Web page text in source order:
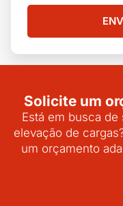
Solicite um
Está em busca
elevação de
um orçamento